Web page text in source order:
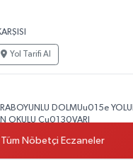
Yol Tarifi Al
DOLMUu015e
OKULU Cu0130VARI
Yol Tarifi Al
Tüm Nöbetçi Eczaneler